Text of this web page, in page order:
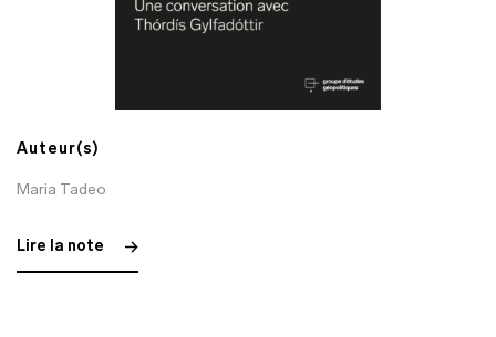
Auteur(s)
Maria Tadeo
Lire la note